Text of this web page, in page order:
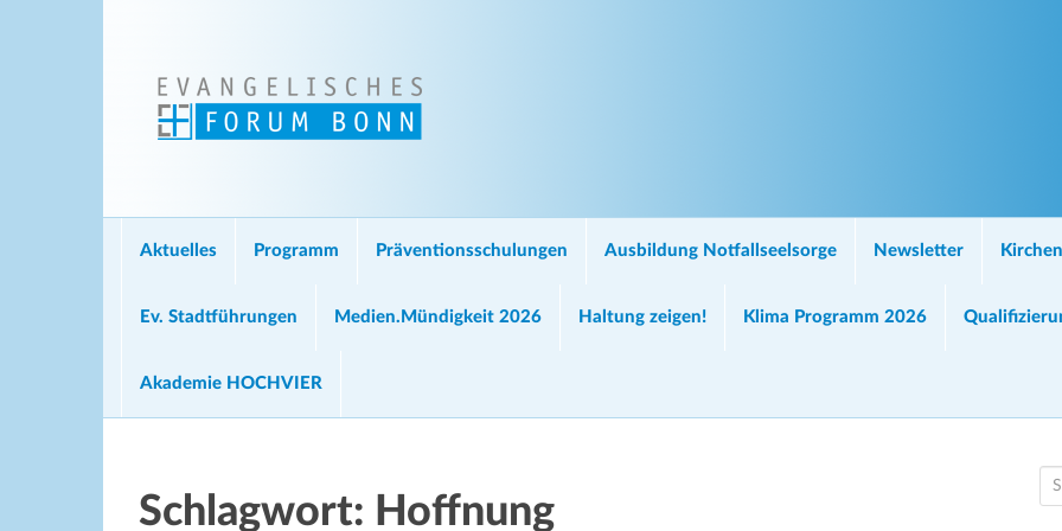
Aktuelles Programm Präventionsschulungen Ausbildung Notfallseelsorge Newsletter
Ev. Stadtführungen Medien.Mündigkeit 2026 Haltung zeigen! Klima Programm 2026
Akademie HOCHVIER
Schlagwort: Hoffnung
e